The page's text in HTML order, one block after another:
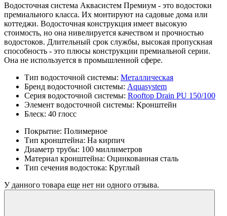
Водосточная система Аквасистем Премиум - это водостоки
премиального класса. Их монтируют на садовые дома или
коттеджи. Водосточная конструкция имеет высокую
стоимость, но она нивелируется качеством и прочностью
водостоков. Длительный срок службы, высокая пропускная
способность - это плюсы конструкции премиальной серии.
Она не используется в промышленной сфере.
Тип водосточной системы: Металлическая
Бренд водосточной системы: Aquasystem
Серия водосточной системы: Rooftop Drain PU 150/100
Элемент водосточной системы: Кронштейн
Блеск: 40 глосс
Покрытие: Полимерное
Тип кронштейна: На кирпич
Диаметр трубы: 100 миллиметров
Материал кронштейна: Оцинкованная сталь
Тип сечения водостока: Круглый
У данного товара еще нет ни одного отзыва.